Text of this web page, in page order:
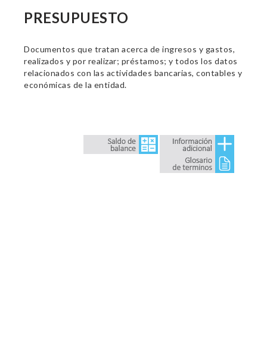
PRESUPUESTO
Documentos que tratan acerca de ingresos y gastos,
realizados y por realizar; préstamos; y todos los datos
relacionados con las actividades bancarias, contables y
económicas de la entidad.